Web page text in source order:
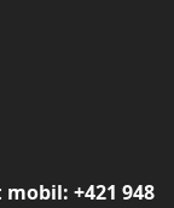
mobil: +421 948